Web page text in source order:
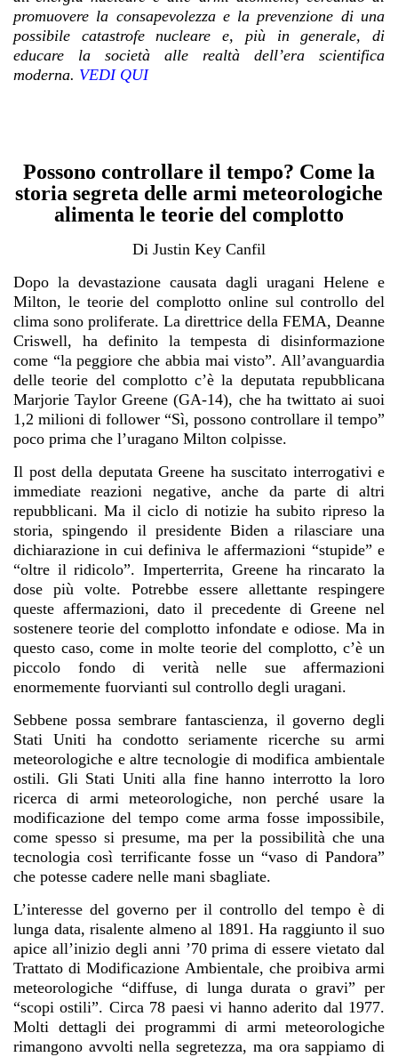
promuovere la consapevolezza e la prevenzione di una
possibile catastrofe nucleare e, più in generale, di
educare la società alle realtà dell’era scientifica
moderna. VEDI QUI
Possono controllare il tempo? Come la
storia segreta delle armi meteorologiche
alimenta le teorie del complotto
Di Justin Key Canfil
Dopo la devastazione causata dagli uragani Helene e
Milton, le teorie del complotto online sul controllo del
clima sono proliferate. La direttrice della FEMA, Deanne
Criswell, ha definito la tempesta di disinformazione
come “la peggiore che abbia mai visto”. All’avanguardia
delle teorie del complotto c’è la deputata repubblicana
Marjorie Taylor Greene (GA-14), che ha twittato ai suoi
1,2 milioni di follower “Sì, possono controllare il tempo”
poco prima che l’uragano Milton colpisse.
Il post della deputata Greene ha suscitato interrogativi e
immediate reazioni negative, anche da parte di altri
repubblicani. Ma il ciclo di notizie ha subito ripreso la
storia, spingendo il presidente Biden a rilasciare una
dichiarazione in cui definiva le affermazioni “stupide” e
“oltre il ridicolo”. Imperterrita, Greene ha rincarato la
dose più volte. Potrebbe essere allettante respingere
queste affermazioni, dato il precedente di Greene nel
sostenere teorie del complotto infondate e odiose. Ma in
questo caso, come in molte teorie del complotto, c’è un
piccolo fondo di verità nelle sue affermazioni
enormemente fuorvianti sul controllo degli uragani.
Sebbene possa sembrare fantascienza, il governo degli
Stati Uniti ha condotto seriamente ricerche su armi
meteorologiche e altre tecnologie di modifica ambientale
ostili. Gli Stati Uniti alla fine hanno interrotto la loro
ricerca di armi meteorologiche, non perché usare la
modificazione del tempo come arma fosse impossibile,
come spesso si presume, ma per la possibilità che una
tecnologia così terrificante fosse un “vaso di Pandora”
che potesse cadere nelle mani sbagliate.
L’interesse del governo per il controllo del tempo è di
lunga data, risalente almeno al 1891. Ha raggiunto il suo
apice all’inizio degli anni ’70 prima di essere vietato dal
Trattato di Modificazione Ambientale, che proibiva armi
meteorologiche “diffuse, di lunga durata o gravi” per
“scopi ostili”. Circa 78 paesi vi hanno aderito dal 1977.
Molti dettagli dei programmi di armi meteorologiche
rimangono avvolti nella segretezza, ma ora sappiamo di